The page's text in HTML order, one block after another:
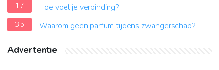
17
Hoe voel je verbinding?
35
Waarom geen parfum tijdens zwangerschap?
Advertentie